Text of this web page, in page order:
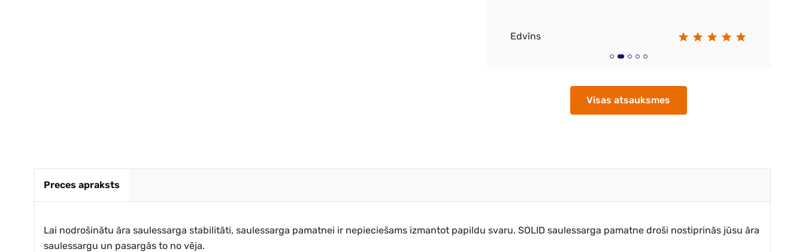
Edvīns
Visas atsauksmes
Preces apraksts
Lai nodrošinātu āra saulessarga stabilitāti, saulessarga pamatnei ir nepieciešams izmantot papildu svaru. SOLID saulessarga pamatne droši nostiprinās jūsu āra
saulessargu un pasargās to no vēja.